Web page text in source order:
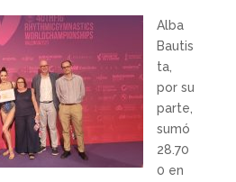
Alba
Bautis
ta,
por su
parte,
sumó
28.70
0 en